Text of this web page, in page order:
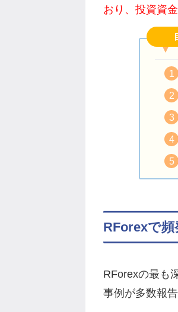
おり、投資資
RForexで
RForexの最も
事例が多数報